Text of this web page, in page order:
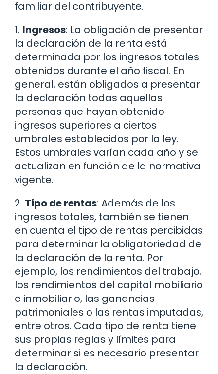
familiar del contribuyente.
1. Ingresos: La obligación de presentar
la declaración de la renta está
determinada por los ingresos totales
obtenidos durante el año fiscal. En
general, están obligados a presentar
la declaración todas aquellas
personas que hayan obtenido
ingresos superiores a ciertos
umbrales establecidos por la ley.
Estos umbrales varían cada año y se
actualizan en función de la normativa
vigente.
2. Tipo de rentas: Además de los
ingresos totales, también se tienen
en cuenta el tipo de rentas percibidas
para determinar la obligatoriedad de
la declaración de la renta. Por
ejemplo, los rendimientos del trabajo,
los rendimientos del capital mobiliario
e inmobiliario, las ganancias
patrimoniales o las rentas imputadas,
entre otros. Cada tipo de renta tiene
sus propias reglas y límites para
determinar si es necesario presentar
la declaración.